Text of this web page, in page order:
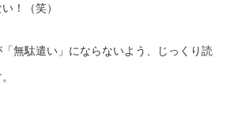
！（笑）
無駄遣い」にならないよう、じっくり読